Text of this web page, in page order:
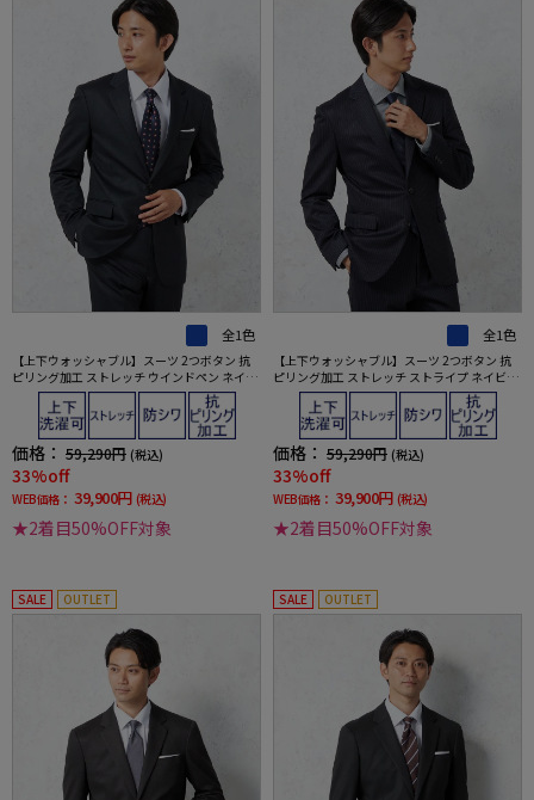
全1色
【上下ウォッシャブル】スーツ 2つボタン 抗
ピリング加工 ストレッチ ウインドペン ネイビ
ー【i-Suit-アイスーツ-】秋冬
価格： 59,290円 (税込)
33%off
WEB価格： 39,900円 (税込)
★2着目50%OFF対象
全1色
【上下ウォッシャブル】スーツ 2つボタン 抗
ピリング加工 ストレッチ ストライプ ネイビー
【i-Suit-アイスーツ-】秋冬
価格： 59,290円 (税込)
33%off
WEB価格： 39,900円 (税込)
★2着目50%OFF対象
SALE OUTLET SALE OUTLET